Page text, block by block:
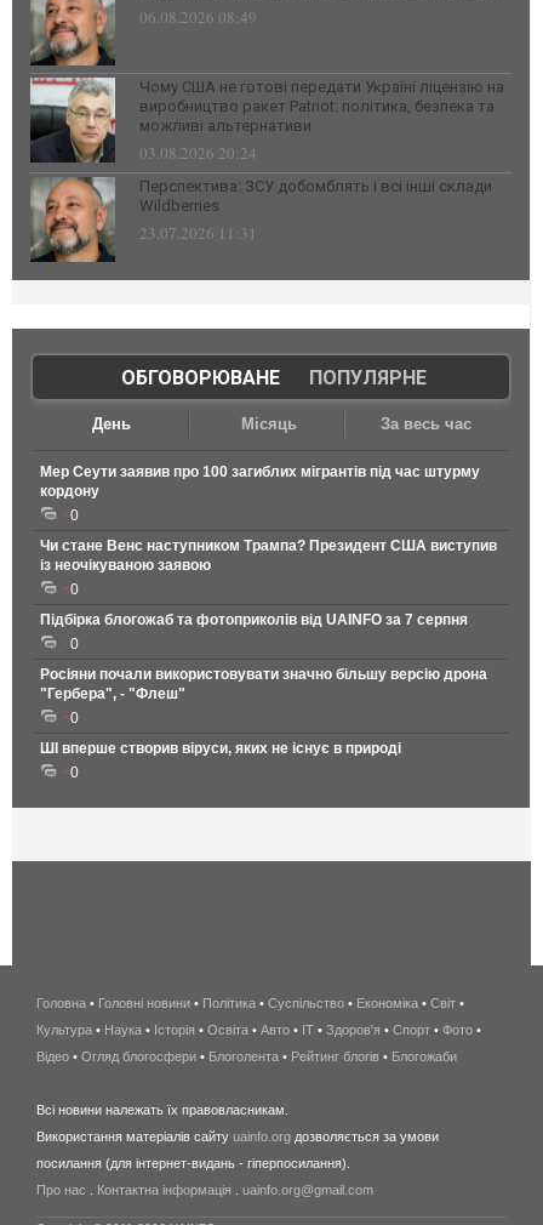
06.08.2026 08:49
Чому США не готові передати Україні ліцензію на
виробництво ракет Patriot: політика, безпека та
можливі альтернативи
03.08.2026 20:24
Перспектива: ЗСУ добомблять і всі інші склади
Wildberries
23.07.2026 11:31
ОБГОВОРЮВАНЕ| ПОПУЛЯРНЕ
День Місяць За весь час
Мер Сеути заявив про 100 загиблих мігрантів під час штурму
кордону
0
Чи стане Венс наступником Трампа? Президент США виступив
із неочікуваною заявою
0
Підбірка блогожаб та фотоприколів від UAINFO за 7 серпня
0
Росіяни почали використовувати значно більшу версію дрона
"Гербера", - "Флеш"
0
ШІ вперше створив віруси, яких не існує в природі
0
беспроводной
интернет
киев
wimax
в
Головна • Головні новини • Політика • Суспільство • Економіка • Світ •
Культура • Наука • Історія • Освіта • Авто • IT • Здоров'я • Спорт • Фото •
Відео • Огляд блогосфери • Блоголента • Рейтинг блогів • Блогожаби
Всі новини належать їх правовласникам.
Використання матеріалів сайту uainfo.org дозволяється за умови
посилання (для інтернет-видань - гіперпосилання).
Про нас
Контактна інформація uainfo.org@gmail.com